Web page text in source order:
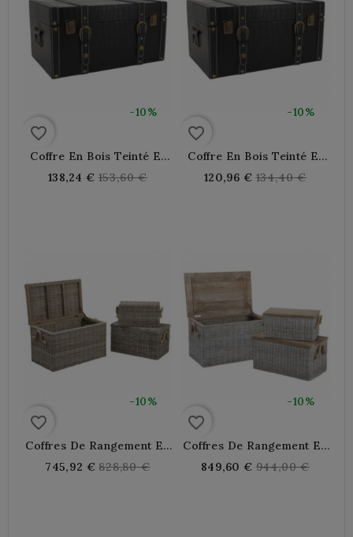
-10%
favorite_border
Coffre En Bois Teinté Et
Polyuréthane 45 X 30 X 25
Cm
138,24 € Regular
153,60 €
-10%
favorite_border
Coffre En Bois Teinté Et
Polyuréthane 40 X 25 X 20
Cm
120,96 € Regular
134,40 €
-10%
favorite_border
Coffres De Rangement En
Poelet Naturel Lot De 3
745,92 € Regular
828,80 €
-10%
favorite_border
Coffres De Rangement En
Poelet Blanchi Et Bois Lot
De 3
849,60 € Regular
944,00 €